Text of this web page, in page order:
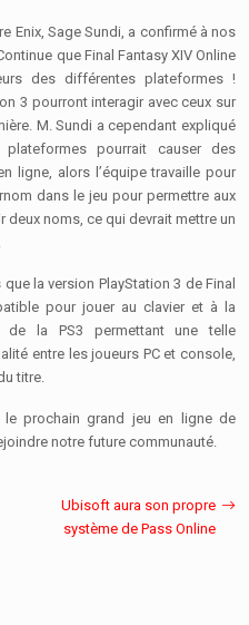
Enix, Sage Sundi, a confirmé à nos
que Final Fantasy XIV Online
des différentes plateformes !
3 pourront interagir avec ceux sur
M. Sundi a cependant expliqué
pourrait causer des
ligne, alors l’équipe travaille pour
dans le jeu pour permettre aux
deux noms, ce qui devrait mettre un
la version PlayStation 3 de Final
pour jouer au clavier et à la
la PS3 permettant une telle
entre les joueurs PC et console,
titre.
prochain grand jeu en ligne de
notre future communauté.
Ubisoft aura son propre
système de Pass Online